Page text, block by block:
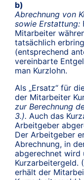
b)
Abrechnung von
sowie Erstattung:
Mitarbeiter
tatsächlich
(entsprechend
vereinbarte
man Kurzlohn.
Als „Ersatz“ für
der Mitarbeiter
zur Berechnung
3.). Auch das
Arbeitgeber
Der Arbeitgeber
Abrechnung, in
abgerechnet wird
Kurzarbeitergeld.
erhält der